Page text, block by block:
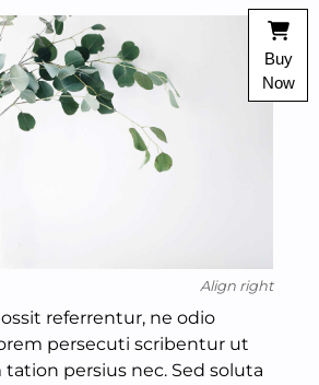
Align right
referrentur, ne odio
persecuti scribentur ut
persius nec. Sed soluta
Buy
Now